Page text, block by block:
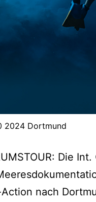
2024 Dortmund
Die Int.
nach